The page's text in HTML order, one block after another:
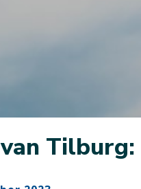
Tilburg: